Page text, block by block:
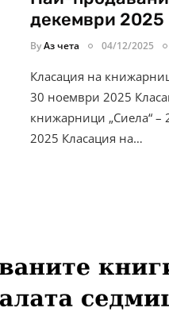
декември 2025
ByАз чета 04/12/2025
Класация на
30 ноември 2025
книжарници „Сиела“ –
2025 Класация на…